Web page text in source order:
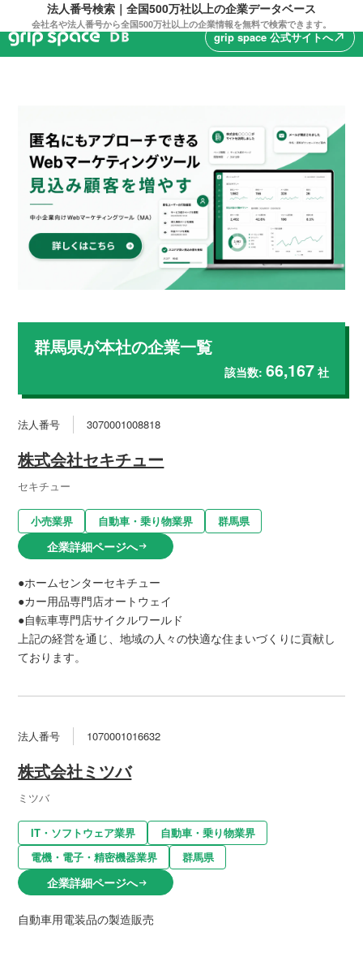
法人番号検索｜全国500万社以上の企業データベース
会社名や法人番号から全国500万社以上の企業情報を無料で検索できます。
grip space 公式サイトへnorth_east
群馬県が本社の企業一覧
該当数: 66,167社
法人番号 3070001008818
株式会社セキチュー
セキチュー
小売業界 自動車・乗り物業界 群馬県
企業詳細ページへarrow_right_alt
●ホームセンターセキチュー
●カー用品専門店オートウェイ
●自転車専門店サイクルワールド
上記の経営を通じ、地域の人々の快適な住まいづくりに貢献し
ております。
法人番号 1070001016632
株式会社ミツバ
ミツバ
IT・ソフトウェア業界
自動車・乗り物業界
電機・電子・精密機器業界
群馬県
企業詳細ページへarrow_right_alt
自動車用電装品の製造販売